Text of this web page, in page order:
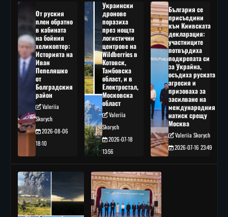
От руския
плен обратно
в кабината
на бойния
хеликоптер:
Историята на
Иван
Пепеляшко
от
Болградския
район
Valeriia
Skorych
2026-08-06
18:10
Украински
дронове
поразиха
през нощта
логистични
центрове на
Wildberries в
Котовск,
Тамбовска
област, и в
Електростал,
Московска
област
Valeriia
Skorych
2026-07-18
13:56
България се
присъедини
към Киивската
декларация:
участниците
потвърдиха
подкрепата си
за Украйна,
осъдиха руската
агресия и
призоваха за
засилване на
международния
натиск срещу
Москва
Valeriia Skorych
2026-07-16 23:49